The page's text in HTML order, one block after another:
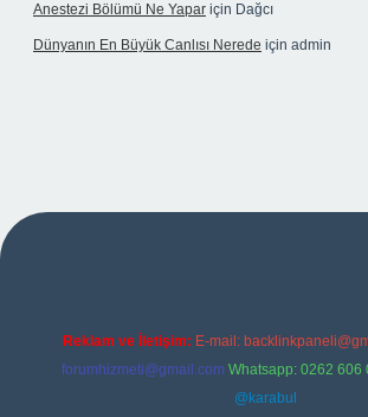
Anestezi Bölümü Ne Yapar için Dağcı
Dünyanın En Büyük Canlısı Nerede için admin
giriş
Reklam ve İletişim: E-mail:
forumhizmeti@gmail.com Whatsapp: 0262 606
@karabul